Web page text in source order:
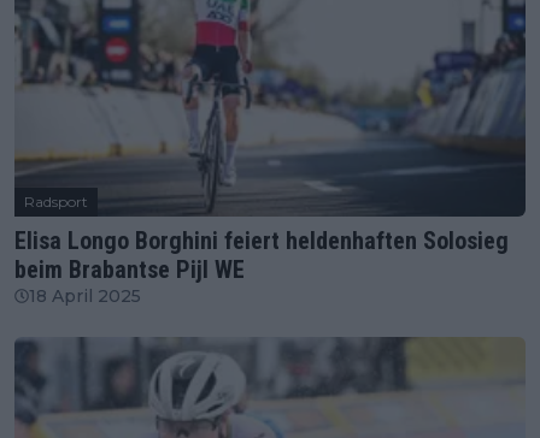
Radsport
Elisa Longo Borghini feiert heldenhaften Solosieg
beim Brabantse Pijl WE
18 April 2025